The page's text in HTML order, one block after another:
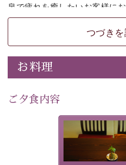
泉で疲れを癒したいお客様にお
和モダンの落ち着くお部屋で
-----------【安心への取り組み
個室料亭、貸切風呂のご利用
徹底した衛生管理を行ってお
・諏訪大社4社を巡る無料参拝
つづき
お料理
ご夕食内容
夕食なしご夕食
場合は、二食付
お選びくださいま